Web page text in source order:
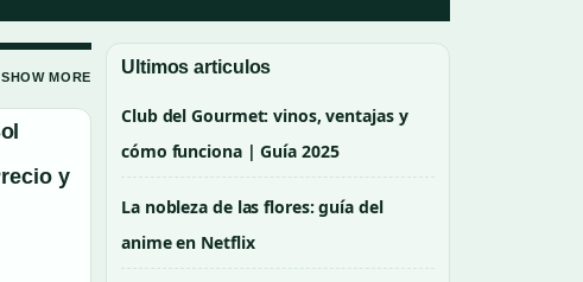
SHOW MORE Ultimos articulos
Club del Gourmet: vinos, ventajas y
cómo funciona | Guía 2025
La nobleza de las flores: guía del
anime en Netflix